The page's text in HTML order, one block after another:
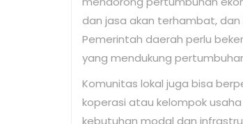
dan jasa akan terhambat, dan
Pemerintah daerah perlu
yang mendukung
Komunitas lokal juga bisa
koperasi atau kelompok